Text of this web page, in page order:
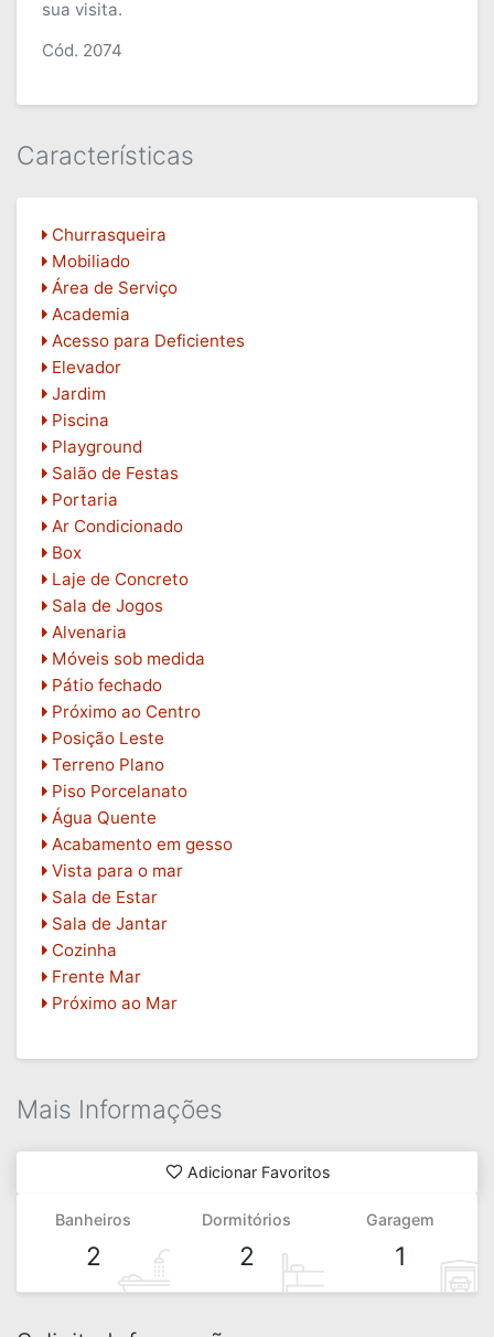
Mais Informações
Adicionar Favoritos
Banheiros
2
Dormitórios
2
Garagem
1
sua visita.
Cód. 2074
Características
Churrasqueira
Mobiliado
Área de Serviço
Academia
Acesso para Deficientes
Elevador
Jardim
Piscina
Playground
Salão de Festas
Portaria
Ar Condicionado
Box
Laje de Concreto
Sala de Jogos
Alvenaria
Móveis sob medida
Pátio fechado
Próximo ao Centro
Posição Leste
Terreno Plano
Piso Porcelanato
Água Quente
Acabamento em gesso
Vista para o mar
Sala de Estar
Sala de Jantar
Cozinha
Frente Mar
Próximo ao Mar